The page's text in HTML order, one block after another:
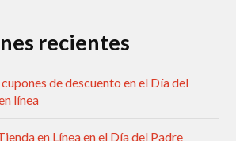
recientes
de descuento en el Día del
línea
en Línea en el Día del Padre